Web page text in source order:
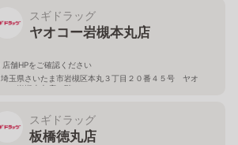
スギドラッグ
ヤオコー岩槻本丸店
店舗HPをご確認ください
埼玉県さいたま市岩槻区本丸３丁目２０番４５号 ヤオ
コー岩槻本丸店２階
スギドラッグ
板橋徳丸店